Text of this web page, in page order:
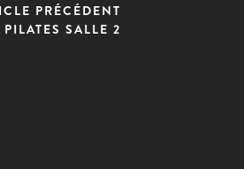
PRÉCÉDENT
PILATES SALLE 2